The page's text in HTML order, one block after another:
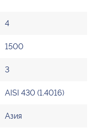
4
1500
3
AISI 430 (1.4016)
Азия